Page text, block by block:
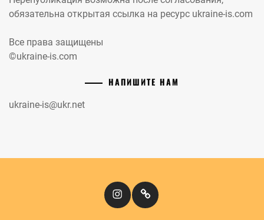
обязательна открытая ссылка на ресурс ukraine-is.com
Все права защищены
©ukraine-is.com
НАПИШИТЕ НАМ
ukraine-is@ukr.net
InstagramКіномандри